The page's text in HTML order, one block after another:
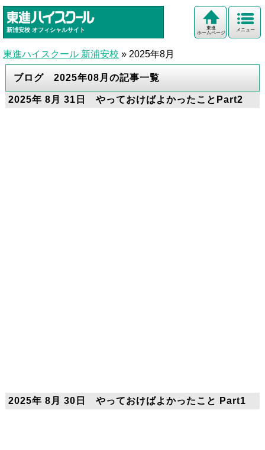
新浦安校 オフィシャルサイト メニュー
東進
ホームページ
東進ハイスクール 新浦安校 » 2025年8月
ブログ 2025年08月の記事一覧
2025年 8月 31日 やっておけばよかったことPart2
2025年 8月 30日 やっておけばよかったこと Part1